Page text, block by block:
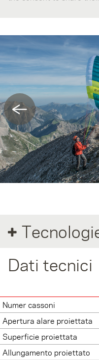
←
Dati tecnici
Numer cassoni
Apertura alare proiettata
Superficie proiettata
Allungamento proiettato